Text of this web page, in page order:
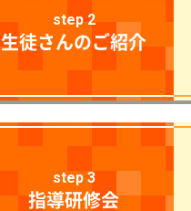
step 2
生徒さんのご紹介
step 3
指導研修会